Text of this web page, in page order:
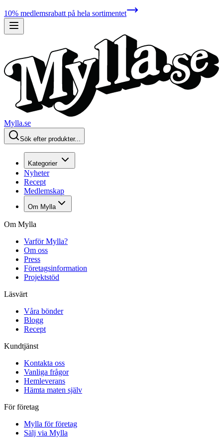
10% medlemsrabatt på hela sortimentet
Mylla.se
Sök efter produkter...
Kategorier
Nyheter
Recept
Medlemskap
Om Mylla
Om Mylla
Varför Mylla?
Om oss
Press
Företagsinformation
Projektstöd
Läsvärt
Våra bönder
Blogg
Recept
Kundtjänst
Kontakta oss
Vanliga frågor
Hemleverans
Hämta maten själv
För företag
Mylla för företag
Sälj via Mylla